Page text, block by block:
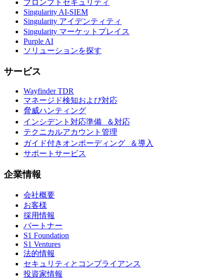
プロンプトセキュリティ
Singularity AI-SIEM
Singularity アイデンティティ
Singularity マーケットプレイス
Purple AI
ソリューションを探す
サービス
Wayfinder TDR
マネージド検知および対応
脅威ハンティング
インシデント対応準備 ＆対応
テクニカルアカウント管理
ガイド付きオンボーディング ＆導入
サポートサービス
企業情報
会社概要
お客様
採用情報
パートナー
S1 Foundation
S1 Ventures
法的情報
セキュリティとコンプライアンス
投資家情報